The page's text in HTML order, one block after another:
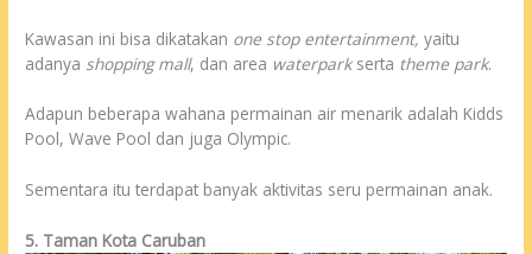
Kawasan ini bisa dikatakan one stop entertainment, yaitu
adanya shopping mall, dan area waterparkserta theme park.
Adapun beberapa wahana permainan air menarik adalah Kidds
Pool, Wave Pool dan juga Olympic.
Sementara itu terdapat banyak aktivitas seru permainan anak.
5. Taman Kota Caruban